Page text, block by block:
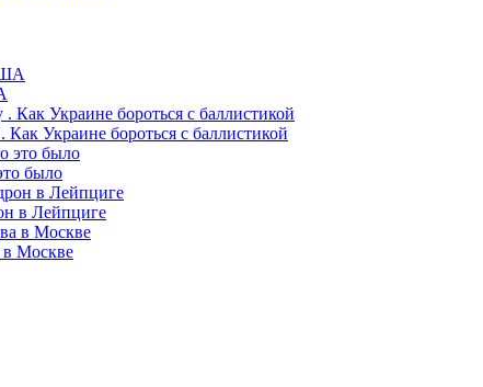
Украине бороться с баллистикой
было
в Лейпциге
в Москве